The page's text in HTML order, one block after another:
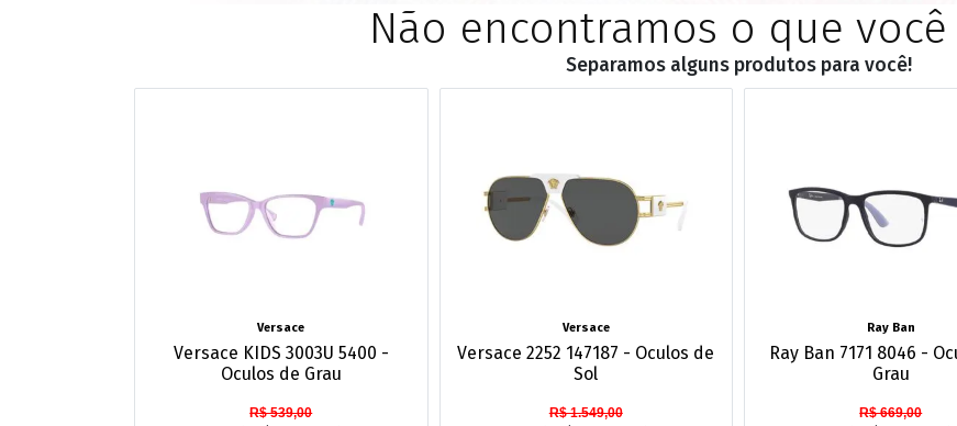
Não encontramos o que você
Separamos alguns produtos para você!
Versace
Versace KIDS 3003U 5400 -
Oculos de Grau
R$ 539,00
Versace
Versace 2252 147187 - Oculos de
Sol
R$ 1.549,00
Ray Ban
Ray Ban 7171 8046 -
Grau
R$ 669,00